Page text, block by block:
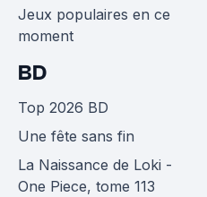
Jeux populaires en ce
moment
BD
Top 2026 BD
Une fête sans fin
La Naissance de Loki -
One Piece, tome 113